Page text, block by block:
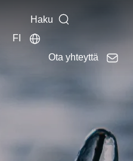
Haku
FI
Ota yhteyttä